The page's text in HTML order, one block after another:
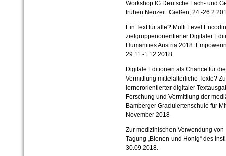
Workshop IG Deutsche Fach- und
frühen Neuzeit. Gießen, 24.-
Ein Text für alle? Multi Level
zielgruppenorientierter Digitaler
Humanities Austria 2018.
29.11.-1.12.2018
Digitale Editionen als Chance für
Vermittlung mittelalterliche Texte?
lernerorientierter digitaler
Forschung und Vermittlung der
Bamberger Graduiertenschule für
November 2018
Zur medizinischen Verwendung
Tagung „Bienen und Honig“ des
30.09.2018.